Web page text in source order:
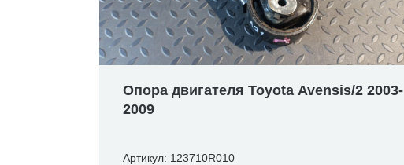
Опора двигателя Toyota Avensis/2 2003-
2009
Артикул: 123710R010